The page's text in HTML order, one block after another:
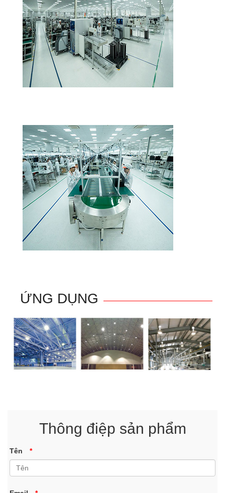
ỨNG DỤNG
Thông điệp sản phẩm
Tên *